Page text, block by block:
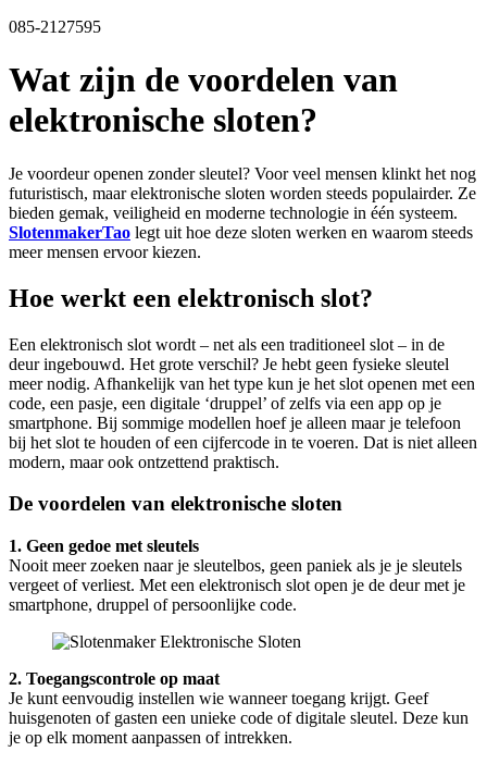
085-2127595
Wat zijn de voordelen van
elektronische sloten?
Je voordeur openen zonder sleutel? Voor veel mensen klinkt het nog
futuristisch, maar elektronische sloten worden steeds populairder. Ze
bieden gemak, veiligheid en moderne technologie in één systeem.
SlotenmakerTao legt uit hoe deze sloten werken en waarom steeds
meer mensen ervoor kiezen.
Hoe werkt een elektronisch slot?
Een elektronisch slot wordt – net als een traditioneel slot – in de
deur ingebouwd. Het grote verschil? Je hebt geen fysieke sleutel
meer nodig. Afhankelijk van het type kun je het slot openen met een
code, een pasje, een digitale ‘druppel’ of zelfs via een app op je
smartphone. Bij sommige modellen hoef je alleen maar je telefoon
bij het slot te houden of een cijfercode in te voeren. Dat is niet alleen
modern, maar ook ontzettend praktisch.
De voordelen van elektronische sloten
1. Geen gedoe met sleutels
Nooit meer zoeken naar je sleutelbos, geen paniek als je je sleutels
vergeet of verliest. Met een elektronisch slot open je de deur met je
smartphone, druppel of persoonlijke code.
2. Toegangscontrole op maat
Je kunt eenvoudig instellen wie wanneer toegang krijgt. Geef
huisgenoten of gasten een unieke code of digitale sleutel. Deze kun
je op elk moment aanpassen of intrekken.